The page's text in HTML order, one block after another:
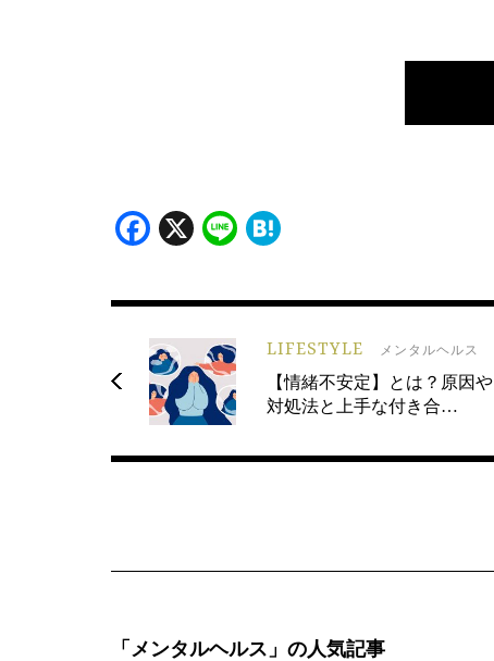
Facebook
X Line
LIFESTYLE メンタルヘルス
【情緒不安定】とは？原因や
対処法と上手な付き合…
「メンタルヘルス」の人気記事